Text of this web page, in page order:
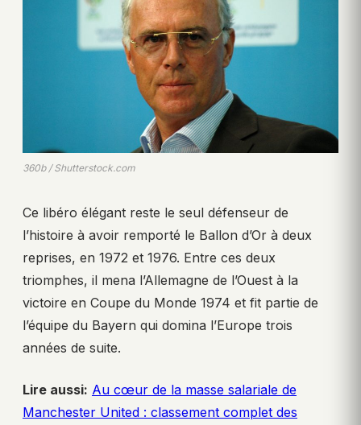
360b / Shutterstock.com
Ce libéro élégant reste le seul défenseur de
l’histoire à avoir remporté le Ballon d’Or à deux
reprises, en 1972 et 1976. Entre ces deux
triomphes, il mena l’Allemagne de l’Ouest à la
victoire en Coupe du Monde 1974 et fit partie de
l’équipe du Bayern qui domina l’Europe trois
années de suite.
Lire aussi: Au cœur de la masse salariale de
Manchester United : classement complet des